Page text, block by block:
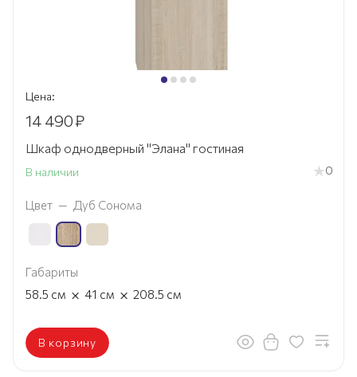
Цена:
14 490₽
Шкаф однодверный "Элана" гостиная
В наличии 0
Цвет — Дуб Сонома
Габариты
58.5 см × 41 см × 208.5 см
В корзину